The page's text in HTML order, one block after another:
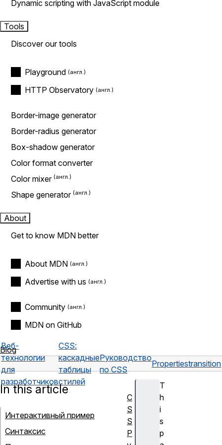
Dynamic scripting with JavaScript module
Tools
Discover our tools
Playground
HTTP Observatory
Border-image generator
Border-radius generator
Box-shadow generator
Color format converter
Color mixer
Shape generator
About
Get to know MDN better
About MDN
Advertise with us
Community
MDN on GitHub
Blog
Веб-
технологии
для
разработчиков
CSS:
каскадные
таблицы
стилей
Руководство
по CSS
Propertiestransition
T
h
i
s
p
In this article
Интерактивный пример
Синтаксис
C
S
S
Р